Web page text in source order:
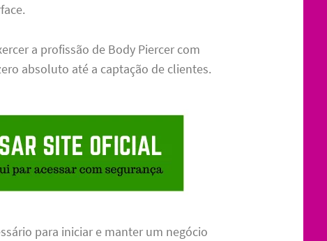
a profissão de Body Piercer com
absoluto até a captação de clientes.
para iniciar e manter um negócio